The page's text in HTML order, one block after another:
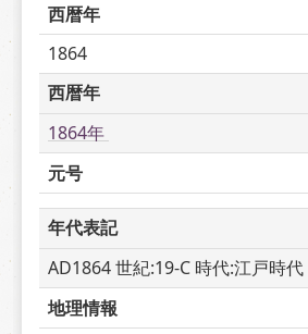
西暦年
1864
西暦年
1864年
元号
年代表記
AD1864 世紀:19-C 時代:江戸時代
地理情報